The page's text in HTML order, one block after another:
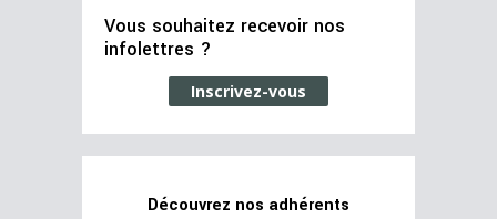
Vous souhaitez recevoir nos
infolettres ?
Inscrivez-vous
Découvrez nos adhérents